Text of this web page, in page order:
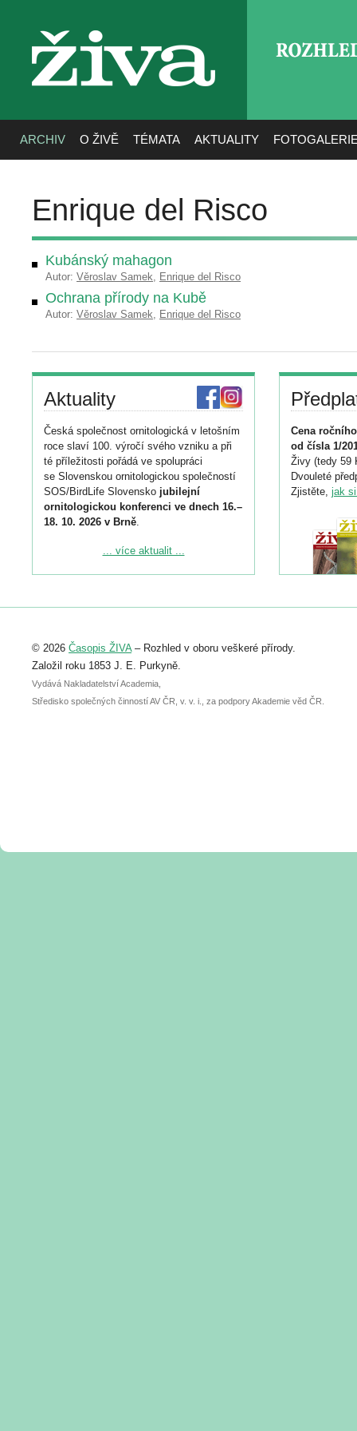
živa
ARCHIV O ŽIVĚ TÉMATA AKTUALITY
Enrique del Risco
Kubánský mahagon
Autor: Věroslav Samek, Enrique del Risco
Ochrana přírody na Kubě
Autor: Věroslav Samek, Enrique del Risco
Aktuality
Česká společnost ornitologická v letošním
roce slaví 100. výročí svého vzniku a při
té příležitosti pořádá ve spolupráci
se Slovenskou ornitologickou společností
SOS/BirdLife Slovensko jubilejní
ornitologickou konferenci ve dnech 16.–
18. 10. 2026 v Brně.
Podrobnější informace ke konferenci
Registrovat se můžete do 6. září.
abstraktu přihlášené přednášky nebo
posteru je už 30. června.
... více aktualit ...
Cena
od čísla 1/
Živy (tedy 59
Dvouleté
Zjistěte, jak
© 2026 Časopis ŽIVA– Rozhled v oboru veškeré přírody.
Založil roku 1853 J. E. Purkyně.
Vydává Nakladatelství Academia,
Středisko společných činností AV ČR, v. v. i., za podpory Akademie věd ČR.